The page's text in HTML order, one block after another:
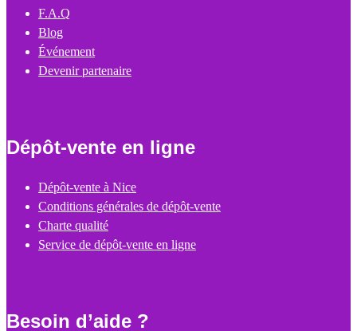
F.A.Q
Blog
Événement
Devenir partenaire
Dépôt-vente en ligne
Dépôt-vente à Nice
Conditions générales de dépôt-vente
Charte qualité
Service de dépôt-vente en ligne
Besoin d’aide ?